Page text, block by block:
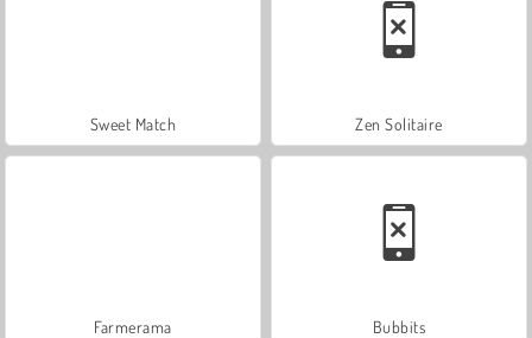
Sweet Match Zen Solitaire
Farmerama Bubbits